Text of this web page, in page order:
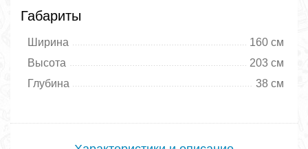
Габариты
Ширина
160 см
Высота
203 см
Глубина
38 см